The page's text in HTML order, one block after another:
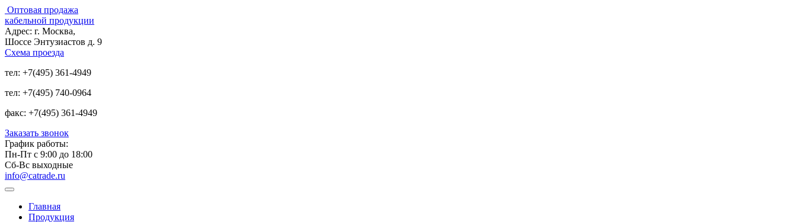
Оптовая продажа
кабельной продукции
Адрес: г. Москва,
Шоссе Энтузиастов д. 9
Схема проезда
тел: +7(495) 361-4949
тел: +7(495) 740-0964
факс: +7(495) 361-4949
Заказать звонок
График работы:
Пн-Пт с 9:00 до 18:00
Сб-Вс выходные
info@catrade.ru
Главная
Продукция